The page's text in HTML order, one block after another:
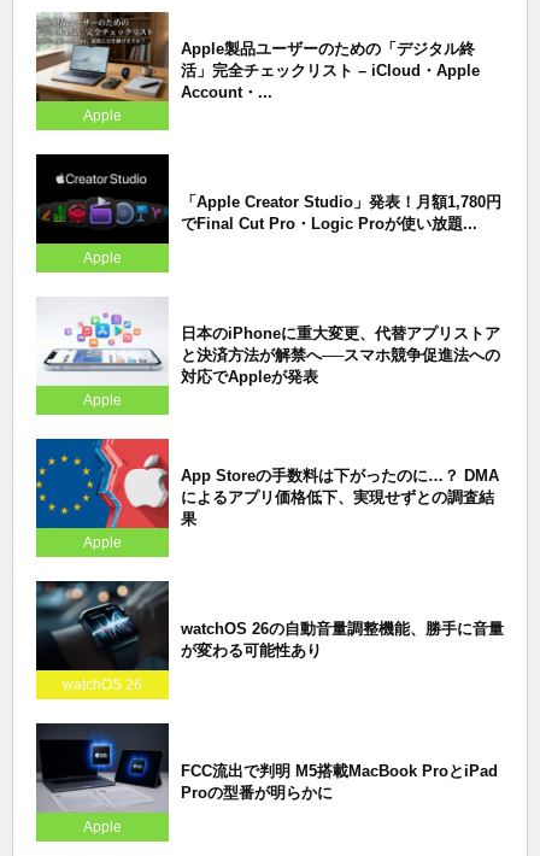
Apple
Apple製品ユーザーのための「デジタル終
活」完全チェックリスト – iCloud・Apple
Account・...
Apple
「Apple Creator Studio」発表！月額1,780円
でFinal Cut Pro・Logic Proが使い放題...
Apple
日本のiPhoneに重大変更、代替アプリストア
と決済方法が解禁へ──スマホ競争促進法への
対応でAppleが発表
Apple
App Storeの手数料は下がったのに…？ DMA
によるアプリ価格低下、実現せずとの調査結
果
watchOS 26
watchOS 26の自動音量調整機能、勝手に音量
が変わる可能性あり
Apple
FCC流出で判明 M5搭載MacBook ProとiPad
Proの型番が明らかに